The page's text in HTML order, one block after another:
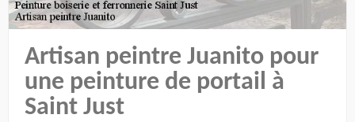
Artisan peintre Juanito pour
une peinture de portail à
Saint Just